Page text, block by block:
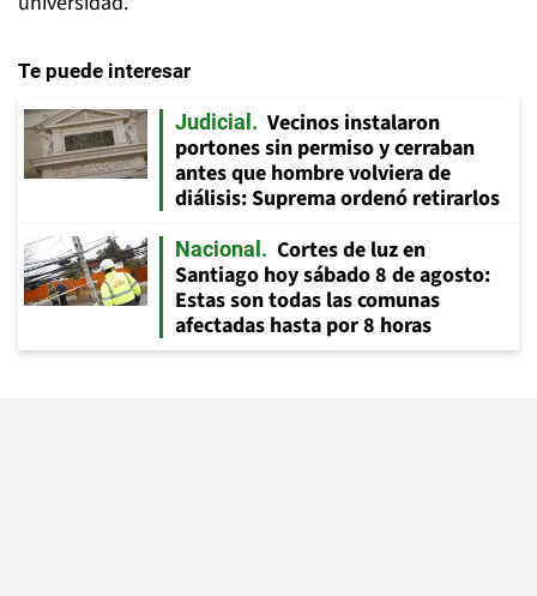
Te puede interesar
Judicial
Vecinos instalaron
portones sin permiso y cerraban
antes que hombre volviera de
diálisis: Suprema ordenó retirarlos
Nacional
Cortes de luz en
Santiago hoy sábado 8 de agosto:
Estas son todas las comunas
afectadas hasta por 8 horas